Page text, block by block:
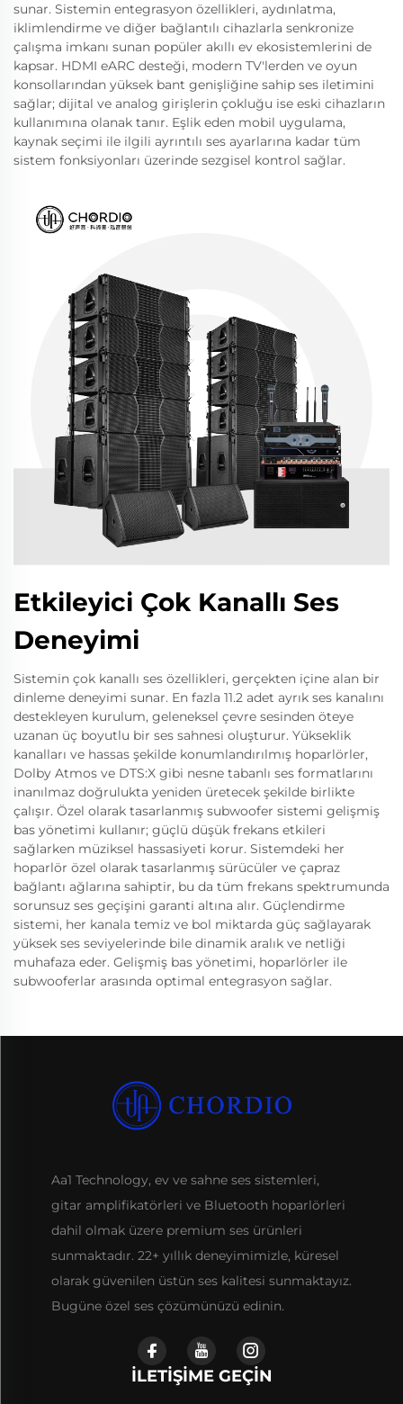
sunar. Sistemin entegrasyon özellikleri, aydınlatma,
iklimlendirme ve diğer bağlantılı cihazlarla senkronize
çalışma imkanı sunan popüler akıllı ev ekosistemlerini de
kapsar. HDMI eARC desteği, modern TV'lerden ve oyun
konsollarından yüksek bant genişliğine sahip ses iletimini
sağlar; dijital ve analog girişlerin çokluğu ise eski cihazların
kullanımına olanak tanır. Eşlik eden mobil uygulama,
kaynak seçimi ile ilgili ayrıntılı ses ayarlarına kadar tüm
sistem fonksiyonları üzerinde sezgisel kontrol sağlar.
Etkileyici Çok Kanallı Ses
Deneyimi
Sistemin çok kanallı ses özellikleri, gerçekten içine alan bir
dinleme deneyimi sunar. En fazla 11.2 adet ayrık ses kanalını
destekleyen kurulum, geleneksel çevre sesinden öteye
uzanan üç boyutlu bir ses sahnesi oluşturur. Yükseklik
kanalları ve hassas şekilde konumlandırılmış hoparlörler,
Dolby Atmos ve DTS:X gibi nesne tabanlı ses formatlarını
inanılmaz doğrulukta yeniden üretecek şekilde birlikte
çalışır. Özel olarak tasarlanmış subwoofer sistemi gelişmiş
bas yönetimi kullanır; güçlü düşük frekans etkileri
sağlarken müziksel hassasiyeti korur. Sistemdeki her
hoparlör özel olarak tasarlanmış sürücüler ve çapraz
bağlantı ağlarına sahiptir, bu da tüm frekans spektrumunda
sorunsuz ses geçişini garanti altına alır. Güçlendirme
sistemi, her kanala temiz ve bol miktarda güç sağlayarak
yüksek ses seviyelerinde bile dinamik aralık ve netliği
muhafaza eder. Gelişmiş bas yönetimi, hoparlörler ile
subwooferlar arasında optimal entegrasyon sağlar.
Aa1 Technology, ev ve sahne ses sistemleri,
gitar amplifikatörleri ve Bluetooth hoparlörleri
dahil olmak üzere premium ses ürünleri
sunmaktadır. 22+ yıllık deneyimimizle, küresel
olarak güvenilen üstün ses kalitesi sunmaktayız.
Bugüne özel ses çözümünüzü edinin.
İLETIŞIME GEÇIN